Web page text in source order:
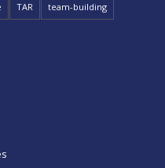
TAR team-building